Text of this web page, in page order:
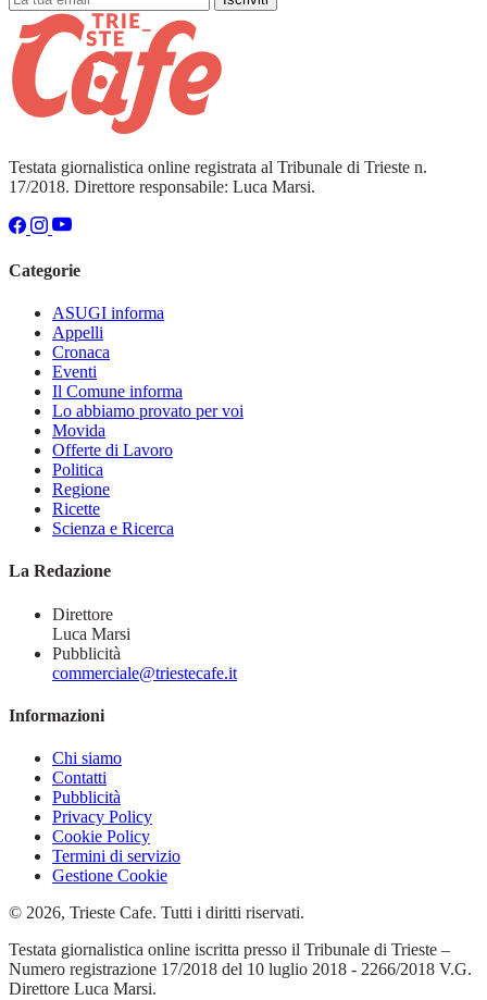
Testata giornalistica online registrata al Tribunale di Trieste n.
17/2018. Direttore responsabile: Luca Marsi.
Categorie
ASUGI informa
Appelli
Cronaca
Eventi
Il Comune informa
Lo abbiamo provato per voi
Movida
Offerte di Lavoro
Politica
Regione
Ricette
Scienza e Ricerca
La Redazione
Direttore
Luca Marsi
Pubblicità
commerciale@triestecafe.it
Informazioni
Chi siamo
Contatti
Pubblicità
Privacy Policy
Cookie Policy
Termini di servizio
Gestione Cookie
© 2026, Trieste Cafe. Tutti i diritti riservati.
Testata giornalistica online iscritta presso il Tribunale di Trieste –
Numero registrazione 17/2018 del 10 luglio 2018 - 2266/2018 V.G.
Direttore Luca Marsi.